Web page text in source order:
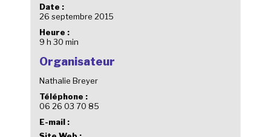
Date :
26 septembre 2015
Heure :
9 h 30 min
Organisateur
Nathalie Breyer
Téléphone :
06 26 03 70 85
E-mail :